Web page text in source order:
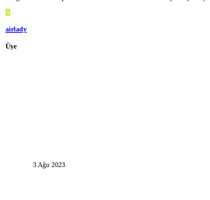
A
airlady
Üye
3 Ağu 2023